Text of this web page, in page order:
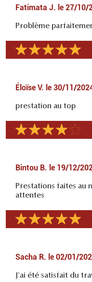
Fatimata J. le 27/10/
Problème
Éloïse V. le 30/11/
prestation au top
Bintou B. le 19/12/
Prestations faites au
attentes
Sacha R. le 02/01/
J'ai été satisfait du